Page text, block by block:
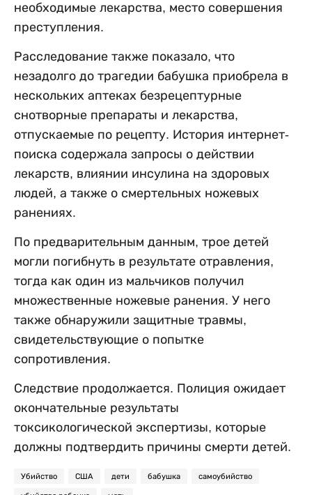
необходимые лекарства, место совершения
преступления.
Расследование также показало, что
незадолго до трагедии бабушка приобрела в
нескольких аптеках безрецептурные
снотворные препараты и лекарства,
отпускаемые по рецепту. История интернет-
поиска содержала запросы о действии
лекарств, влиянии инсулина на здоровых
людей, а также о смертельных ножевых
ранениях.
По предварительным данным, трое детей
могли погибнуть в результате отравления,
тогда как один из мальчиков получил
множественные ножевые ранения. У него
также обнаружили защитные травмы,
свидетельствующие о попытке
сопротивления.
Следствие продолжается. Полиция ожидает
окончательные результаты
токсикологической экспертизы, которые
должны подтвердить причины смерти детей.
Убийство США дети бабушка самоубийство